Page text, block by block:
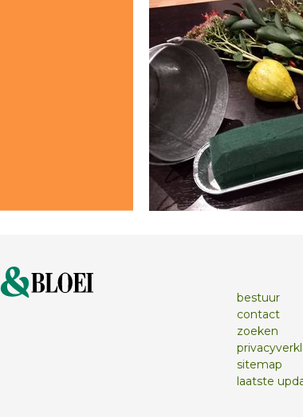
bestuur
contact
zoeken
sitemap
laatste